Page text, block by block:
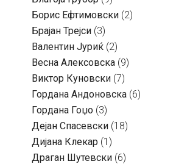
Борис Ефтимовски (2)
Брајан Трејси (3)
Валентин Јуриќ (2)
Весна Алексовска (9)
Виктор Куновски (7)
Гордана Андоновска (6)
Гордана Гоџо (3)
Дејан Спасевски (18)
Дијана Клекар (1)
Драган Шутевски (6)